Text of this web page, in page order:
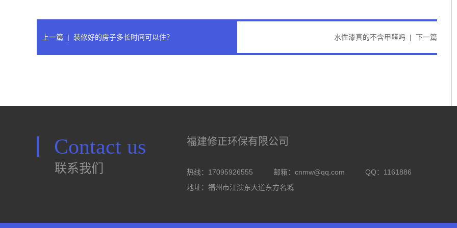
上一篇 | 装修好的房子多长时间可以住？ 水性漆真的不含甲醛吗 | 下一篇
Contact us
联系我们
福建修正环保有限公司
热线：17095926555 邮箱： cnmw@qq.com
QQ：1161886
地址：福州市江滨东大道东方名城